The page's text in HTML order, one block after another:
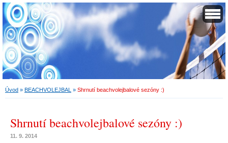
Úvod » BEACHVOLEJBAL » Shrnutí beachvolejbalové sezóny :)
Shrnutí beachvolejbalové sezóny :)
11. 9. 2014